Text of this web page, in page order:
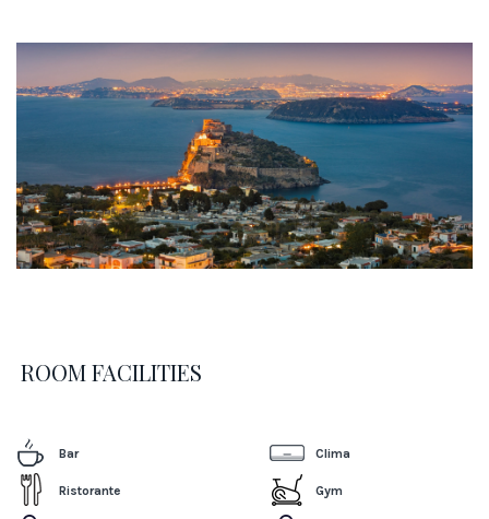
ROOM FACILITIES
Bar
Ristorante
Clima
Gym